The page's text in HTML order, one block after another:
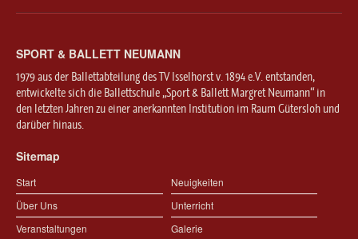
SPORT & BALLETT NEUMANN
1979 aus der Ballettabteilung des TV Isselhorst v. 1894 e.V. entstanden,
entwickelte sich die Ballettschule „Sport & Ballett Margret Neumann“ in
den letzten Jahren zu einer anerkannten Institution im Raum Gütersloh und
darüber hinaus.
Sitemap
Start
Neuigkeiten
Über Uns
Unterricht
Veranstaltungen
Galerie